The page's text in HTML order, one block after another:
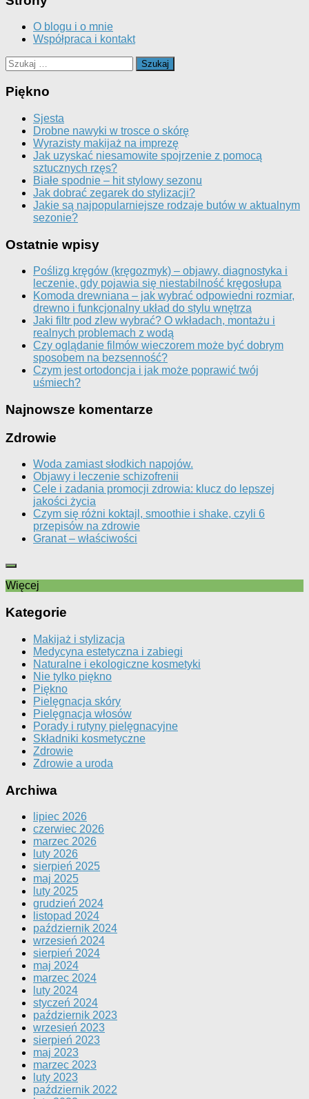
O blogu i o mnie
Współpraca i kontakt
Szukaj:
Piękno
Sjesta
Drobne nawyki w trosce o skórę
Wyrazisty makijaż na imprezę
Jak uzyskać niesamowite spojrzenie z pomocą
sztucznych rzęs?
Białe spodnie – hit stylowy sezonu
Jak dobrać zegarek do stylizacji?
Jakie są najpopularniejsze rodzaje butów w aktualnym
sezonie?
Ostatnie wpisy
Poślizg kręgów (kręgozmyk) – objawy, diagnostyka i
leczenie, gdy pojawia się niestabilność kręgosłupa
Komoda drewniana – jak wybrać odpowiedni rozmiar,
drewno i funkcjonalny układ do stylu wnętrza
Jaki filtr pod zlew wybrać? O wkładach, montażu i
realnych problemach z wodą
Czy oglądanie filmów wieczorem może być dobrym
sposobem na bezsenność?
Czym jest ortodoncja i jak może poprawić twój
uśmiech?
Najnowsze komentarze
Zdrowie
Woda zamiast słodkich napojów.
Objawy i leczenie schizofrenii
Cele i zadania promocji zdrowia: klucz do lepszej
jakości życia
Czym się różni koktajl, smoothie i shake, czyli 6
przepisów na zdrowie
Granat – właściwości
Więcej
Kategorie
Makijaż i stylizacja
Medycyna estetyczna i zabiegi
Naturalne i ekologiczne kosmetyki
Nie tylko piękno
Piękno
Pielęgnacja skóry
Pielęgnacja włosów
Porady i rutyny pielęgnacyjne
Składniki kosmetyczne
Zdrowie
Zdrowie a uroda
Archiwa
lipiec 2026
czerwiec 2026
marzec 2026
luty 2026
sierpień 2025
maj 2025
luty 2025
grudzień 2024
listopad 2024
październik 2024
wrzesień 2024
sierpień 2024
maj 2024
marzec 2024
luty 2024
styczeń 2024
październik 2023
wrzesień 2023
sierpień 2023
maj 2023
marzec 2023
luty 2023
październik 2022